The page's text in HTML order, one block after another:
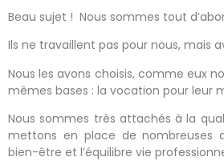
Beau sujet ! Nous sommes tout
Ils ne travaillent pas pour nous, mais
Nous les avons choisis, comme eux
mêmes bases : la vocation pour leur
Nous sommes très attachés à la
mettons en place de nombreuses
bien-être et l’équilibre vie